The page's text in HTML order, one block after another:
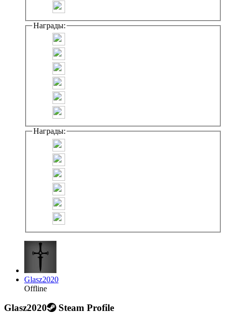
Награды:
Награды:
Glasz2020
Offline
Glasz2020 Steam Profile